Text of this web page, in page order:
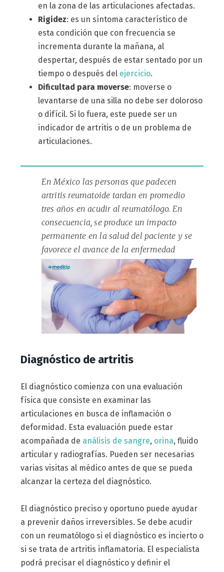
en la zona de las articulaciones afectadas.
Rigidez: es un síntoma característico de
esta condición que con frecuencia se
incrementa durante la mañana, al
despertar, después de estar sentado por un
tiempo o después del ejercicio.
Dificultad para moverse: moverse o
levantarse de una silla no debe ser doloroso
o difícil. Si lo fuera, este puede ser un
indicador de artritis o de un problema de
articulaciones.
En México las personas que padecen
artritis reumatoide tardan en promedio
tres años en acudir al reumatólogo. En
consecuencia, se produce un impacto
permanente en la salud del paciente y se
favorece el avance de la enfermedad
Diagnóstico de artritis
El diagnóstico comienza con una evaluación
física que consiste en examinar las
articulaciones en busca de inflamación o
deformidad. Esta evaluación puede estar
acompañada de análisis de sangre, orina, fluido
articular y radiografías. Pueden ser necesarias
varias visitas al médico antes de que se pueda
alcanzar la certeza del diagnóstico.
El diagnóstico preciso y oportuno puede ayudar
a prevenir daños irreversibles. Se debe acudir
con un reumatólogo si el diagnóstico es incierto o
si se trata de artritis inflamatoria. El especialista
podrá precisar el diagnóstico y definir el